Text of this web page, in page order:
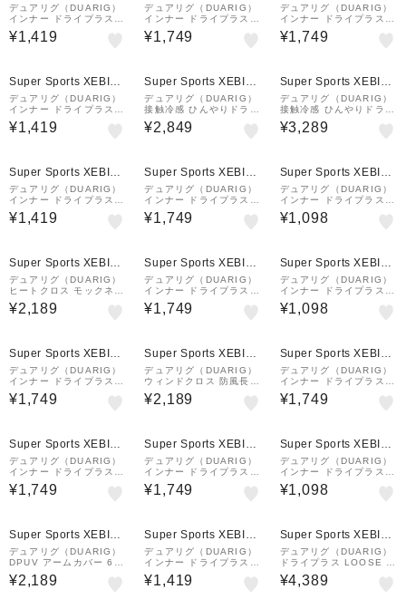
&mall店
デュアリグ（DUARIG）
インナー ドライプラスク
ール メッシュ Vネック
ノースリーブ 白 S-3Lサ
¥1,419
&mall店
デュアリグ（DUARIG）
インナー ドライプラスク
ール ドットメッシュ Vネ
ック ノースリーブ 黒 S-
¥1,749
&mall店
デュアリグ（DUARIG）
インナー ドライプラスク
ール ドットメッシュ Vネ
ック 長袖シャツ 黒 S-3L
¥1,749
Super Sports XEBIO
&mall店
デュアリグ（DUARIG）
インナー ドライプラスク
ール メッシュ クルーネ
ック 半袖シャツ 白 S-3L
¥1,419
Super Sports XEBIO
&mall店
デュアリグ（DUARIG）
接触冷感 ひんやりドライ
プラス クール クルーネ
ック半袖シャツ 6S0004
¥2,849
Super Sports XEBIO
&mall店
デュアリグ（DUARIG）
接触冷感 ひんやりドライ
プラス クール クルーネ
ック長袖シャツ 6S0003
¥3,289
Super Sports XEBIO
&mall店
デュアリグ（DUARIG）
インナー ドライプラスク
ール メッシュ Vネック
ノースリーブ 黒 S-3Lサ
¥1,419
Super Sports XEBIO
&mall店
デュアリグ（DUARIG）
インナー ドライプラスク
ール ドットメッシュ Vネ
ック ノースリーブ 白 S-
¥1,749
Super Sports XEBIO
&mall店
デュアリグ（DUARIG）
インナー ドライプラス
クルーネック 半袖シャツ
黒 S-3Lサイズ 6S0012-
¥1,098
Super Sports XEBIO
&mall店
デュアリグ（DUARIG）
ヒートクロス モックネッ
ク長袖シャツ 3F0001-A
HET-786ES BLK
¥2,189
Super Sports XEBIO
&mall店
デュアリグ（DUARIG）
インナー ドライプラスク
ール ドットメッシュ ク
ルーネック 半袖シャツ
¥1,749
Super Sports XEBIO
&mall店
デュアリグ（DUARIG）
インナー ドライプラス
クルーネック 半袖シャツ
黒 S-3Lサイズ 6S0012-
¥1,098
Super Sports XEBIO
&mall店
デュアリグ（DUARIG）
インナー ドライプラスク
ール ドットメッシュ ハ
イネック 長袖シャツ 黒
¥1,749
Super Sports XEBIO
&mall店
デュアリグ（DUARIG）
ウィンドクロス 防風長袖
ハイネック 5F0004-WA
UW-891ASC 紺 ネイビ
¥2,189
Super Sports XEBIO
&mall店
デュアリグ（DUARIG）
インナー ドライプラスク
ール ドットメッシュ Vネ
ックシャツ 白 S-3Lサイ
¥1,749
Super Sports XEBIO
&mall店
デュアリグ（DUARIG）
インナー ドライプラスク
ール ドットメッシュ ク
ルーネック 半袖シャツ
¥1,749
Super Sports XEBIO
&mall店
デュアリグ（DUARIG）
インナー ドライプラスク
ール ドットメッシュ Vネ
ックシャツ 黒 S-3Lサイ
¥1,749
Super Sports XEBIO
&mall店
デュアリグ（DUARIG）
インナー ドライプラス V
ネック ノースリーブ 白
S-3Lサイズ 6S0009-W
¥1,098
Super Sports XEBIO
&mall店
デュアリグ（DUARIG）
DPUV アームカバー 6S
0002-AHET-786TNR B
LK
¥2,189
Super Sports XEBIO
&mall店
デュアリグ（DUARIG）
インナー ドライプラスク
ール メッシュ クルーネ
ック 半袖シャツ 黒 S-3L
¥1,419
Super Sports XEBIO
&mall店
デュアリグ（DUARIG）
ドライプラス LOOSE ロ
ングタイツ 5S0013-AH
ET-786TNR BLK
¥4,389